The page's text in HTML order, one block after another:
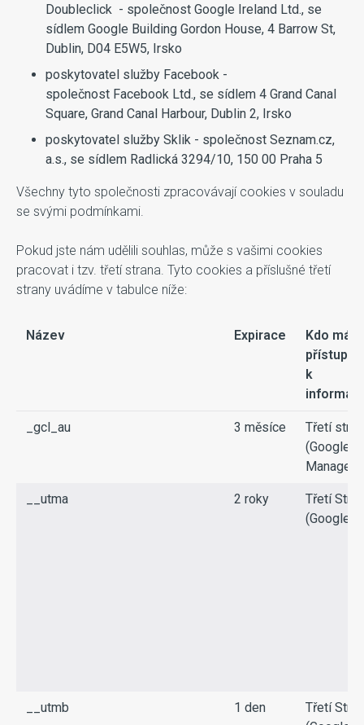
Doubleclick - společnost Google Ireland Ltd., se
sídlem Google Building Gordon House, 4 Barrow St,
Dublin, D04 E5W5, Irsko
poskytovatel služby Facebook -
společnost Facebook Ltd., se sídlem 4 Grand Canal
Square, Grand Canal Harbour, Dublin 2, Irsko
poskytovatel služby Sklik - společnost Seznam.cz,
a.s., se sídlem Radlická 3294/10, 150 00 Praha 5
Všechny tyto společnosti zpracovávají cookies v souladu
se svými podmínkami.
Pokud jste nám udělili souhlas, může s vašimi cookies
pracovat i tzv. třetí strana. Tyto cookies a příslušné třetí
strany uvádíme v tabulce níže:
Název Expirace
Kdo má
přístup
k
_gcl_au 3 měsíce
Třetí
(Google
Manager)
__utma 2 roky
Třetí
(Google)
__utmb 1 den
Třetí